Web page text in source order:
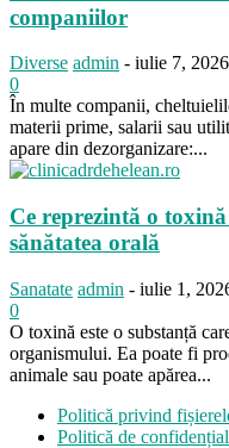
companiilor
Diverse admin - iulie 7, 2026
0
În multe companii,
materii prime, salarii sau
apare din dezorganizare:...
Ce reprezintă o
sănătatea orală
Sanatate admin - iulie 1,
0
O toxină este o substanță
organismului. Ea poate fi
animale sau poate apărea...
Politică privind
Politică de